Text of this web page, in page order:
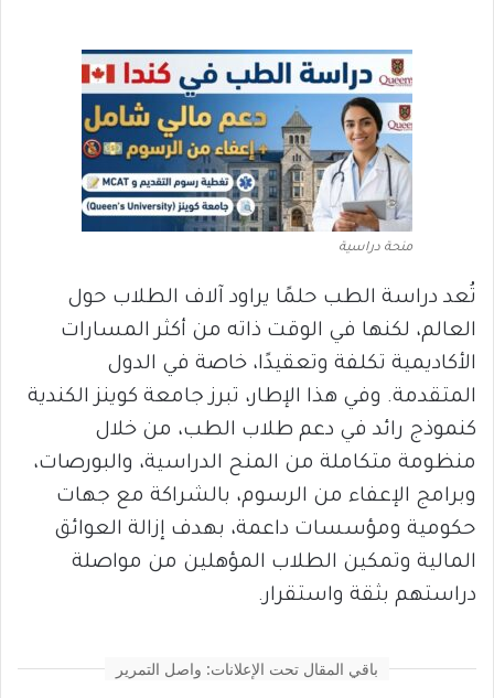
منحة دراسية
تُعد دراسة الطب حلمًا يراود آلاف الطلاب حول
العالم، لكنها في الوقت ذاته من أكثر المسارات
الأكاديمية تكلفة وتعقيدًا، خاصة في الدول
المتقدمة. وفي هذا الإطار، تبرز جامعة كوينز الكندية
كنموذج رائد في دعم طلاب الطب، من خلال
منظومة متكاملة من المنح الدراسية، والبورصات،
وبرامج الإعفاء من الرسوم، بالشراكة مع جهات
حكومية ومؤسسات داعمة، بهدف إزالة العوائق
المالية وتمكين الطلاب المؤهلين من مواصلة
دراستهم بثقة واستقرار.
باقي المقال تحت الإعلانات: واصل التمرير